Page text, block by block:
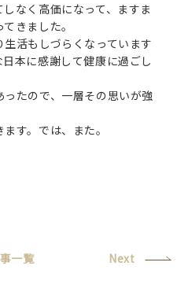
なく高価になって、ますま
きました。
活もしづらくなっています
本に感謝して健康に過ごし
たので、一層その思いが強
す。では、また。
一覧 Next